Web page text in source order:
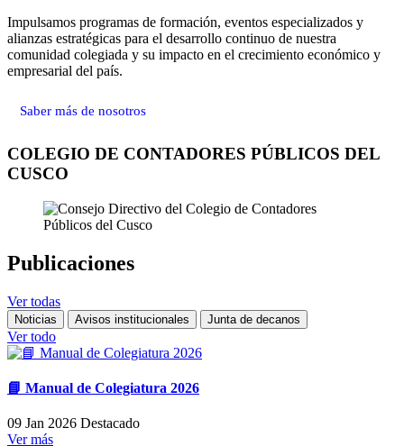
Impulsamos programas de formación, eventos especializados y
alianzas estratégicas para el desarrollo continuo de nuestra
comunidad colegiada y su impacto en el crecimiento económico y
empresarial del país.
Saber más de nosotros
COLEGIO DE CONTADORES PÚBLICOS DEL
CUSCO
Publicaciones
Ver todas
Noticias Avisos institucionales Junta de decanos
Ver todo
📘 Manual de Colegiatura 2026
09 Jan 2026 Destacado
Ver más